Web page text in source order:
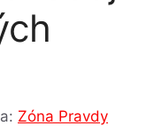
Zóna Pravdy